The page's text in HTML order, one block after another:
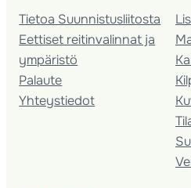
Tietoa Suunnistusliitosta
Eettiset reitinvalinnat ja
ympäristö
Palaute
Yhteystiedot